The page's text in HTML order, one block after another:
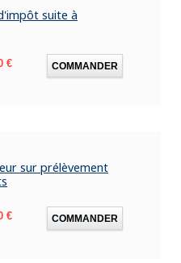
suite à
€ COMMANDER
sur prélèvement
€ COMMANDER